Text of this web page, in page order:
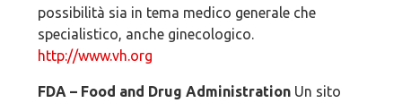
possibilità sia in tema medico generale che
specialistico, anche ginecologico.
http://www.vh.org
FDA – Food and Drug AdministrationUn sito